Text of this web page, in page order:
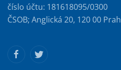
číslo účtu: 181618095/0300
ČSOB; Anglická 20, 120 00